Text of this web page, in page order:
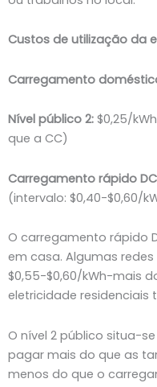
Custos de utilização da
Carregamento
Nível público 2: $0,25/
que a CC)
Carregamento rápido
(intervalo: $0,40-$0,60/
O carregamento rápido
em casa. Algumas
$0,55-$0,60/kWh-mais
eletricidade residenciais
O nível 2 público situa-
pagar mais do que as
menos do que o